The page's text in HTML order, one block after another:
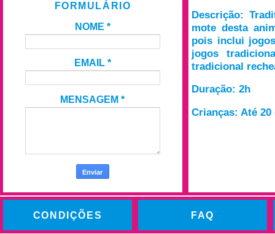
FORMULÁRIO
NOME *
EMAIL *
MENSAGEM*
Descrição:
mote desta
pois inclui
jogos
tradicional
Duração: 2h
Crianças: Até 20
CONDIÇÕES FAQ